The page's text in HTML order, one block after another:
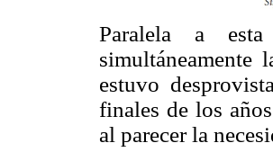
Paralela a
simultáneamente
estuvo
finales de los
al parecer la